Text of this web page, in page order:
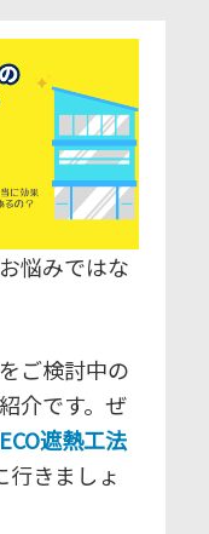
悩みではな
ご検討中の
介です。ぜ
ECO遮熱工法
行きましょ